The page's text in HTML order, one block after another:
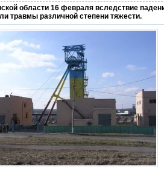
области 16 февраля вследствие
травмы различной степени тяжести.